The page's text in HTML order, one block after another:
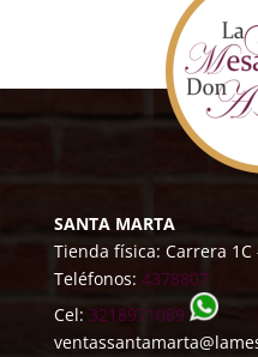
SANTA MARTA
Tienda física: Carrera
Teléfonos: 4378807
Cel: 3218971089